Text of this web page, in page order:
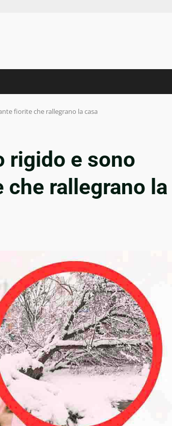
fiorite che rallegrano la casa
rigido e sono
rallegrano la